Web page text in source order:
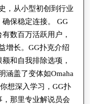
，从小型初创到行业
保稳定连接。 GG
数百万活跃用户，
增长。GG扑克介绍
和自我排除选项，
涵盖了变体如Omaha
想深入学习，GG扑
那里专业解说员会